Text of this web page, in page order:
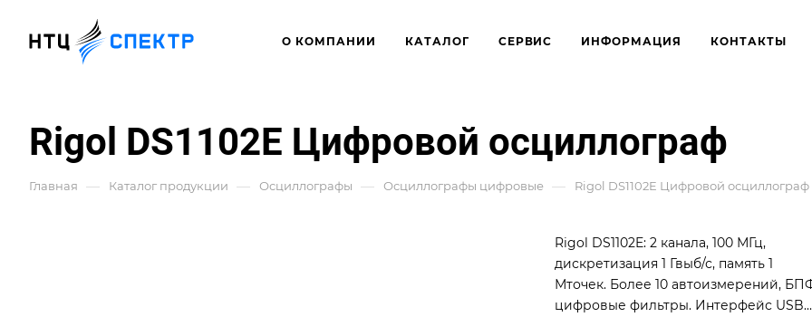
О КОМПАНИИ КАТАЛОГ СЕРВИС ИНФОРМАЦИЯ КОНТАКТЫ
Rigol DS1102E Цифровой осциллограф
Главная — Каталог продукции — Осциллографы — Осциллографы цифровые — Rigol DS1102E Цифровой осциллограф
Rigol DS1102E: 2 канала, 100 МГц,
дискретизация 1 Гвыб/с, память 1
Мточек. Более 10 автоизмерений,
цифровые фильтры. Интерфейс USB.